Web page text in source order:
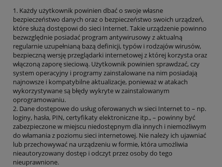
1. Każdy użytkownik powinien dbać o swoje własne
bezpieczeństwo danych oraz o bezpieczeństwo swoich urządzeń,
które służą dostępowi do sieci Internet. Takie urządzenie powinno
bezwzględnie posiadać program antywirusowy z aktualną
regularnie uzupełnianą bazą definicji, typów i rodzajów wirusów,
bezpieczną wersję przeglądarki internetowej z której korzysta oraz
włączoną zaporę sieciową. Użytkownik powinien sprawdzać, czy
system operacyjny i programy zainstalowane na nim posiadają
najnowsze i kompatybilne aktualizacje, ponieważ w atakach
wykorzystywane są błędy wykryte w zainstalowanym
oprogramowaniu.
2. Dane dostępowe do usług oferowanych w sieci Internet to – np.
loginy, hasła, PIN, certyfikaty elektroniczne itp., – powinny być
zabezpieczone w miejscu niedostępnym dla innych i niemożliwym
do włamania z poziomu sieci internetowej. Nie należy ich ujawniać
lub przechowywać na urządzeniu w formie, która umożliwia
nieautoryzowany dostęp i odczyt przez osoby do tego
nieuprawnione.